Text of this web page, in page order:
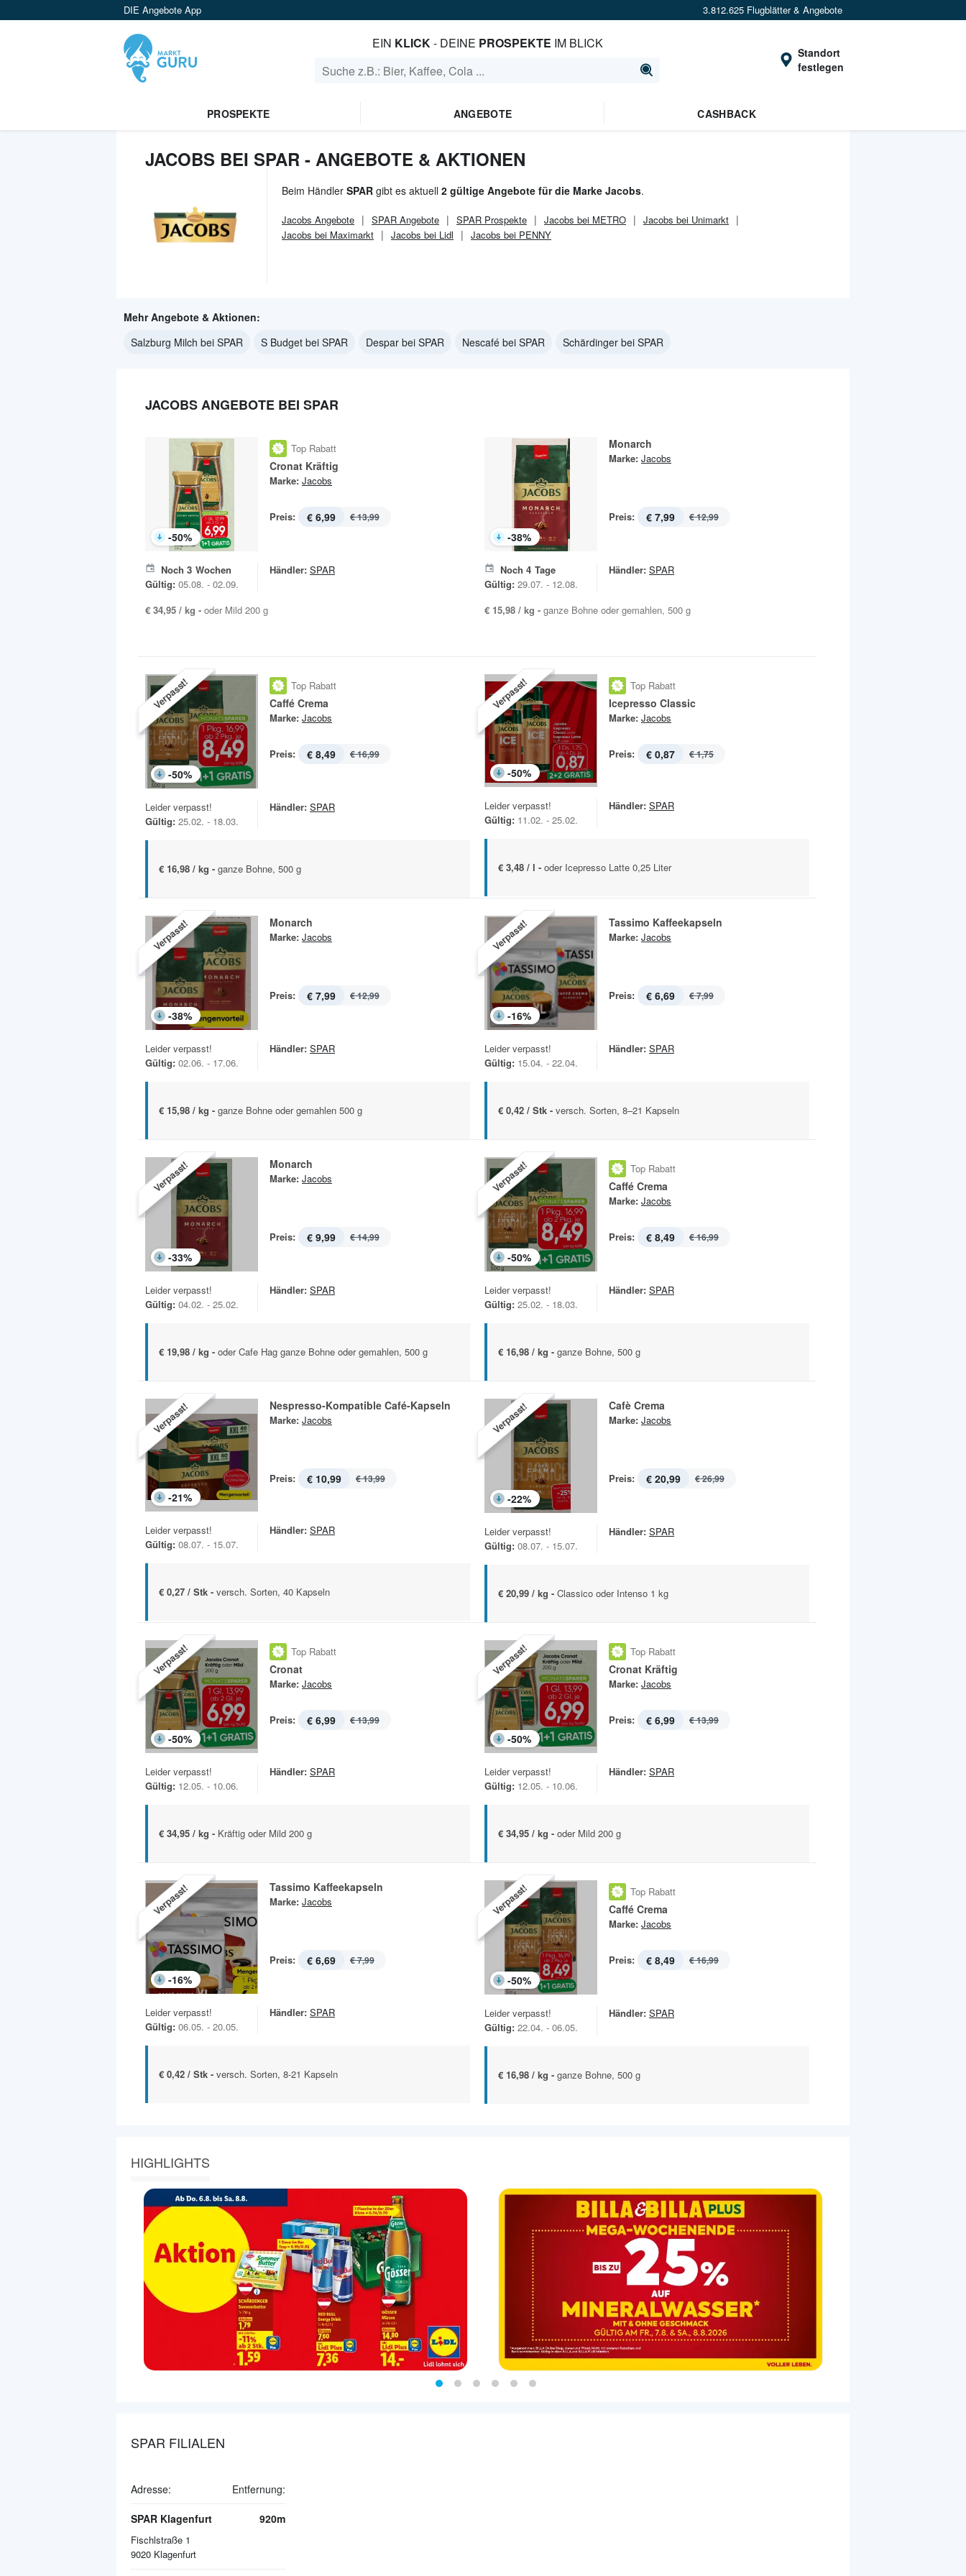
DIE Angebote App 3.812.625 Flugblätter & Angebote
EIN KLICK- DEINE PROSPEKTE IM BLICK
Standort
festlegen
PROSPEKTE ANGEBOTE CASHBACK
JACOBS BEI SPAR - ANGEBOTE & AKTIONEN
Beim Händler SPAR gibt es aktuell 2 gültige Angebote für die Marke Jacobs.
Jacobs Angebote SPAR Angebote SPAR Prospekte Jacobs bei METRO
Jacobs bei Unimarkt
Jacobs bei Maximarkt
Jacobs bei Lidl Jacobs bei PENNY
Mehr Angebote & Aktionen:
Salzburg Milch bei SPAR
S Budget bei SPAR Despar bei SPAR Nescafé bei SPAR Schärdinger bei SPAR
JACOBS ANGEBOTE BEI SPAR
-50%
Top Rabatt
Cronat Kräftig
Marke: Jacobs
Preis: € 6,99 € 13,99
Noch 3 Wochen
Gültig: 05.08. - 02.09.
Händler: SPAR
€ 34,95 / kg - oder Mild 200 g
-38%
Monarch
Marke: Jacobs
Preis: € 7,99 € 12,99
Noch 4 Tage
Gültig: 29.07. - 12.08.
Händler: SPAR
€ 15,98 / kg - ganze Bohne oder gemahlen, 500 g
Verpasst!
-50%
Top Rabatt
Caffé Crema
Marke: Jacobs
Preis: € 8,49 € 16,99
Leider verpasst!
Gültig: 25.02. - 18.03.
Händler: SPAR
€ 16,98 / kg - ganze Bohne, 500 g
Verpasst!
-50%
Top Rabatt
Icepresso Classic
Marke: Jacobs
Preis: € 0,87 € 1,75
Leider verpasst!
Gültig: 11.02. - 25.02.
Händler: SPAR
€ 3,48 / l - oder Icepresso Latte 0,25 Liter
Verpasst!
-38%
Monarch
Marke: Jacobs
Preis: € 7,99 € 12,99
Leider verpasst!
Gültig: 02.06. - 17.06.
Händler: SPAR
€ 15,98 / kg - ganze Bohne oder gemahlen 500 g
Verpasst!
-16%
Tassimo Kaffeekapseln
Marke: Jacobs
Preis: € 6,69 € 7,99
Leider verpasst!
Gültig: 15.04. - 22.04.
Händler: SPAR
€ 0,42 / Stk - versch. Sorten, 8–21 Kapseln
Verpasst!
-33%
Monarch
Marke: Jacobs
Preis: € 9,99 € 14,99
Leider verpasst!
Gültig: 04.02. - 25.02.
Händler: SPAR
€ 19,98 / kg - oder Cafe Hag ganze Bohne oder gemahlen, 500 g
Verpasst!
-50%
Top Rabatt
Caffé Crema
Marke: Jacobs
Preis: € 8,49 € 16,99
Leider verpasst!
Gültig: 25.02. - 18.03.
Händler: SPAR
€ 16,98 / kg - ganze Bohne, 500 g
Verpasst!
-21%
Nespresso-Kompatible Café-Kapseln
Marke: Jacobs
Preis: € 10,99 € 13,99
Leider verpasst!
Gültig: 08.07. - 15.07.
Händler: SPAR
€ 0,27 / Stk - versch. Sorten, 40 Kapseln
Verpasst!
-22%
Cafè Crema
Marke: Jacobs
Preis: € 20,99 € 26,99
Leider verpasst!
Gültig: 08.07. - 15.07.
Händler: SPAR
€ 20,99 / kg - Classico oder Intenso 1 kg
Verpasst!
-50%
Top Rabatt
Cronat
Marke: Jacobs
Preis: € 6,99 € 13,99
Leider verpasst!
Gültig: 12.05. - 10.06.
Händler: SPAR
€ 34,95 / kg - Kräftig oder Mild 200 g
Verpasst!
-50%
Top Rabatt
Cronat Kräftig
Marke: Jacobs
Preis: € 6,99 € 13,99
Leider verpasst!
Gültig: 12.05. - 10.06.
Händler: SPAR
€ 34,95 / kg - oder Mild 200 g
Verpasst!
-16%
Tassimo Kaffeekapseln
Marke: Jacobs
Preis: € 6,69 € 7,99
Leider verpasst!
Gültig: 06.05. - 20.05.
Händler: SPAR
€ 0,42 / Stk - versch. Sorten, 8-21 Kapseln
Verpasst!
-50%
Top Rabatt
Caffé Crema
Marke: Jacobs
Preis: € 8,49 € 16,99
Leider verpasst!
Gültig: 22.04. - 06.05.
Händler: SPAR
€ 16,98 / kg - ganze Bohne, 500 g
HIGHLIGHTS
SPAR FILIALEN
Adresse: Entfernung:
SPAR Klagenfurt
Fischlstraße 1
9020 Klagenfurt
920m